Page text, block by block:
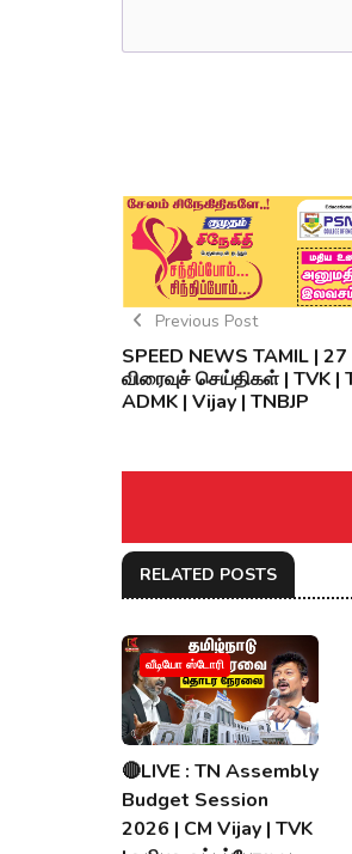
Previous Post
SPEED NEWS TAMIL |
விரைவுச் செய்திகள் | TVK |
ADMK | Vijay | TNBJP
RELATED POSTS
வீடியோ ஸ்டோரி
🔴LIVE : TN Assembly
Budget Session
2026 | CM Vijay | TVK